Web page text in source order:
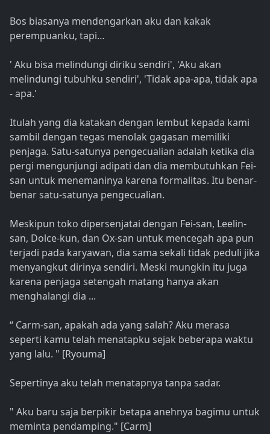
Bos biasanya mendengarkan aku dan kakak
perempuanku, tapi…
' Aku bisa melindungi diriku sendiri', 'Aku akan
melindungi tubuhku sendiri', 'Tidak apa-apa, tidak apa
- apa.'
Itulah yang dia katakan dengan lembut kepada kami
sambil dengan tegas menolak gagasan memiliki
penjaga. Satu-satunya pengecualian adalah ketika dia
pergi mengunjungi adipati dan dia membutuhkan Fei-
san untuk menemaninya karena formalitas. Itu benar-
benar satu-satunya pengecualian.
Meskipun toko dipersenjatai dengan Fei-san, Leelin-
san, Dolce-kun, dan Ox-san untuk mencegah apa pun
terjadi pada karyawan, dia sama sekali tidak peduli jika
menyangkut dirinya sendiri. Meski mungkin itu juga
karena penjaga setengah matang hanya akan
menghalangi dia ...
“ Carm-san, apakah ada yang salah? Aku merasa
seperti kamu telah menatapku sejak beberapa waktu
yang lalu. " [Ryouma]
Sepertinya aku telah menatapnya tanpa sadar.
" Aku baru saja berpikir betapa anehnya bagimu untuk
meminta pendamping." [Carm]